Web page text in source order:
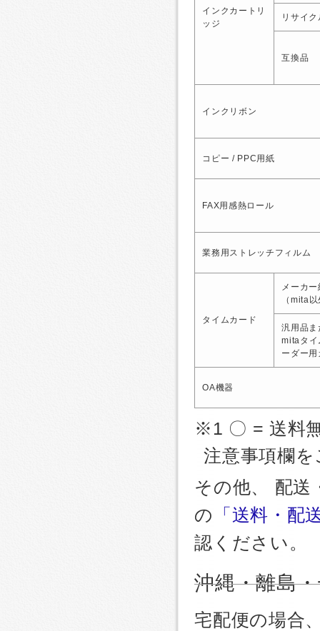
インクカートリ
ッジ
リサイ
互換品
インクリボン
コピー / PPC用紙
FAX用感熱ロール
業務用ストレッチフィルム
タイムカード
メーカ
（mita
汎用品ま
mitaタイ
ーダー
OA機器
※1 〇 = 送料
注意事項欄
その他、 配送
の
「送料・配
認ください。
沖縄・離島
宅配便の場合